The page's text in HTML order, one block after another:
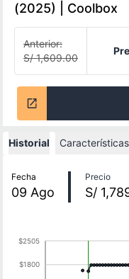
(2025) | Coolbox
Anterior:
S/ 1,609.00
Historial Características
Fecha
09 Ago
Precio
S/
$1800
$2505